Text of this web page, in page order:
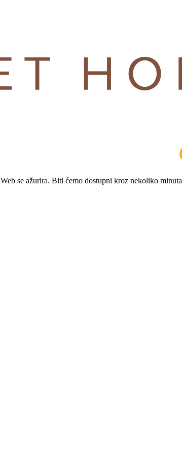
Web se ažurira. Biti ćemo dostupni kroz nekoliko minuta